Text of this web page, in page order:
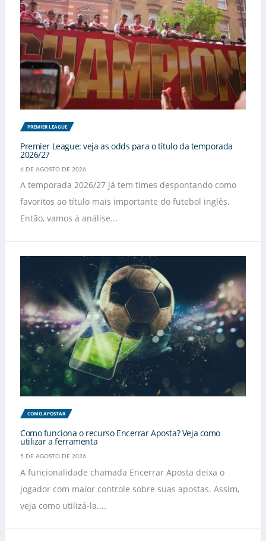
PREMIER LEAGUE
Premier League: veja as odds para o título da temporada
2026/27
6 DE AGOSTO DE 2026
A temporada 2026/27 já tem times despontando como
favoritos ao título mais importante do futebol inglês.
Então, vamos à análise...
COMO APOSTAR
Como funciona o recurso Encerrar Aposta? Veja como
utilizar a ferramenta
5 DE AGOSTO DE 2026
A funcionalidade chamada Encerrar Aposta deixa o
jogador com maior controle sobre suas apostas. Assim,
veja como utilizá-la....